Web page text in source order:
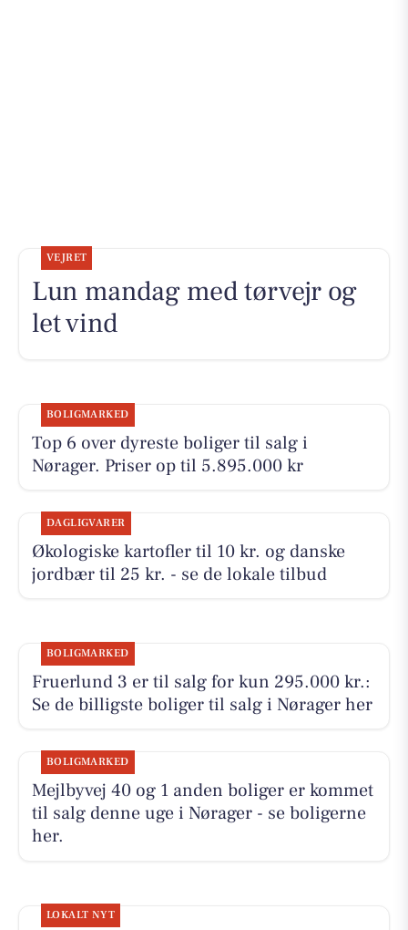
VEJRET
Lun mandag med tørvejr og
let vind
BOLIGMARKED
Top 6 over dyreste boliger til salg i
Nørager. Priser op til 5.895.000 kr
DAGLIGVARER
Økologiske kartofler til 10 kr. og danske
jordbær til 25 kr. - se de lokale tilbud
BOLIGMARKED
Fruerlund 3 er til salg for kun 295.000 kr.:
Se de billigste boliger til salg i Nørager her
BOLIGMARKED
Mejlbyvej 40 og 1 anden boliger er kommet
til salg denne uge i Nørager - se boligerne
her.
LOKALT NYT